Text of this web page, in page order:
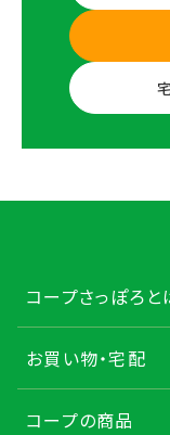
コープさっぽろと
お買い物・宅配
コープの商品